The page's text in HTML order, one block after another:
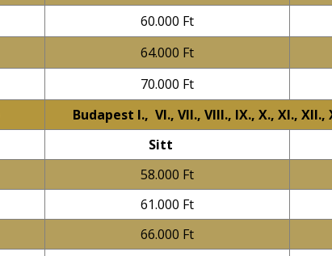
60.000 Ft
64.000 Ft
70.000 Ft
Budapest I., VI., VII., VIII., IX., X., XI.,
Sitt
58.000 Ft
61.000 Ft
66.000 Ft